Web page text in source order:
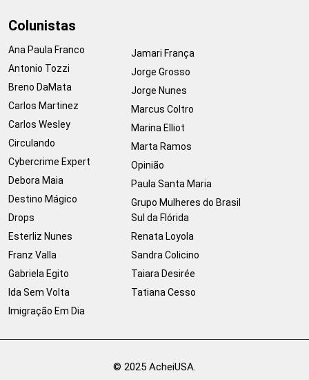
Colunistas
Ana Paula Franco
Antonio Tozzi
Breno DaMata
Carlos Martinez
Carlos Wesley
Circulando
Cybercrime Expert
Debora Maia
Destino Mágico
Drops
Esterliz Nunes
Franz Valla
Gabriela Egito
Ida Sem Volta
Imigração Em Dia
Jamari França
Jorge Grosso
Jorge Nunes
Marcus Coltro
Marina Elliot
Marta Ramos
Opinião
Paula Santa Maria
Grupo Mulheres do Brasil
Sul da Flórida
Renata Loyola
Sandra Colicino
Taiara Desirée
Tatiana Cesso
© 2025 AcheiUSA.